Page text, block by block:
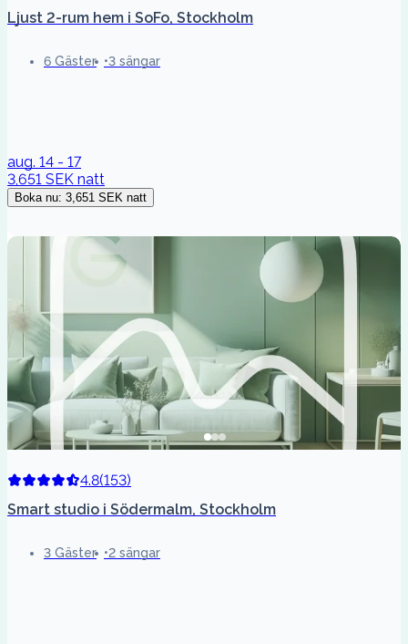
Ljust 2-rum hem i SoFo, Stockholm
6 Gäster 3 sängar
aug. 14 - 17
3,651 SEK natt
Boka nu: 3,651 SEK natt
4.8(153)
Smart studio i Södermalm, Stockholm
3 Gäster 2 sängar